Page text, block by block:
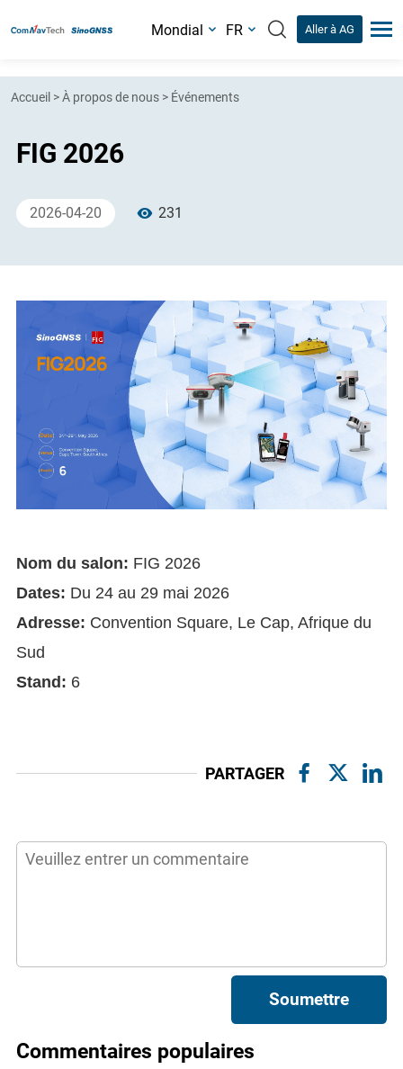
Mondial FR Aller à AG
Accueil >À propos de nous > Événements
FIG 2026
2026-04-20 231
Nom du salon: FIG 2026
Dates: Du 24 au 29 mai 2026
Adresse: Convention Square, Le Cap, Afrique du
Sud
Stand: 6
PARTAGER
Soumettre
Commentaires populaires